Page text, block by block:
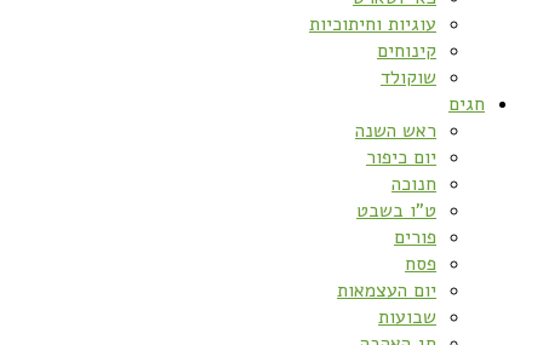
עוגיות וחיתוכיות
קינוחים
שוקולד
חגים
ראש השנה
יום כיפור
חנוכה
ט”ו בשבט
פורים
פסח
יום העצמאות
שבועות